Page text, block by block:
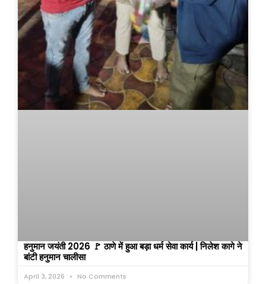
हनुमान जयंती 2026 🚩 ठाणे में हुआ बड़ा धर्म सेवा कार्य | निलेश कागे ने
बांटी हनुमान चालीसा
April 3, 2026 No Comments